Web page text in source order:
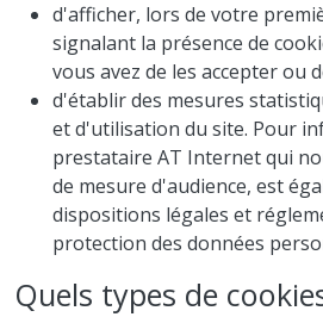
d'afficher, lors de votre
signalant la présence de
vous avez de les accepter ou
d'établir des mesures
et d'utilisation du site. Pour
prestataire AT Internet qui
de mesure d'audience, est
dispositions légales et
protection des données
Quels types de